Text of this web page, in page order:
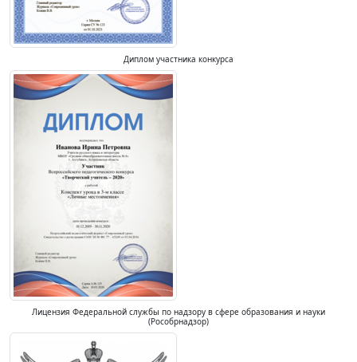
Диплом участника конкурса
Лицензия Федеральной службы по надзору в сфере образования и науки
(Рособрнадзор)